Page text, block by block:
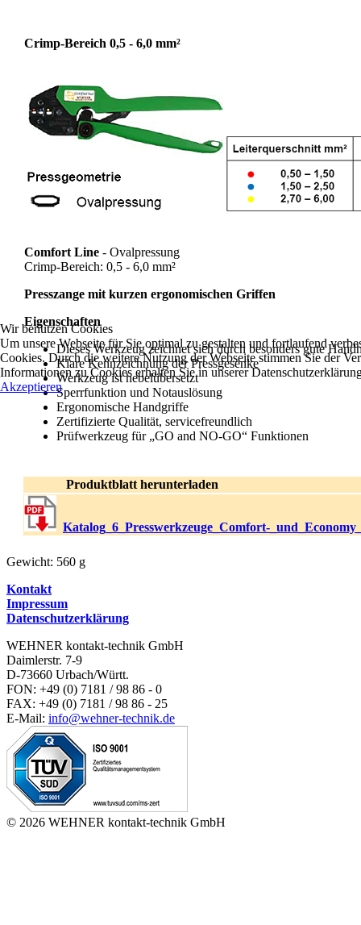
Crimp-Bereich 0,5 - 6,0 mm²
Comfort Line - Ovalpressung
Crimp-Bereich: 0,5 - 6,0 mm²
Presszange mit kurzen ergonomischen Griffen
Eigenschaften
Dieses Werkzeug zeichnet sich durch besonders gute
Klare Kennzeichnung der Pressgesenke
Werkzeug ist hebelübersetzt
Sperrfunktion und Notauslösung
Ergonomische Handgriffe
Zertifizierte Qualität, servicefreundlich
Prüfwerkzeug für „GO and NO-GO“ Funktionen
Produktblatt herunterladen
Katalog_6_Presswerkzeuge_Comfort-
Gewicht: 560 g
Kontakt
Impressum
Datenschutzerklärung
WEHNER kontakt-technik GmbH
Daimlerstr. 7-9
D-73660 Urbach/Württ.
FON: +49 (0) 7181 / 98 86 - 0
FAX: +49 (0) 7181 / 98 86 - 25
E-Mail: info@wehner-technik.de
© 2026 WEHNER kontakt-technik GmbH
Wir benutzen Cookies
Um unsere Webseite für Sie optimal zu gestalten und fortlaufend
Cookies. Durch die weitere Nutzung der Webseite stimmen Sie der
Informationen zu Cookies erhalten Sie in unserer
Akzeptieren